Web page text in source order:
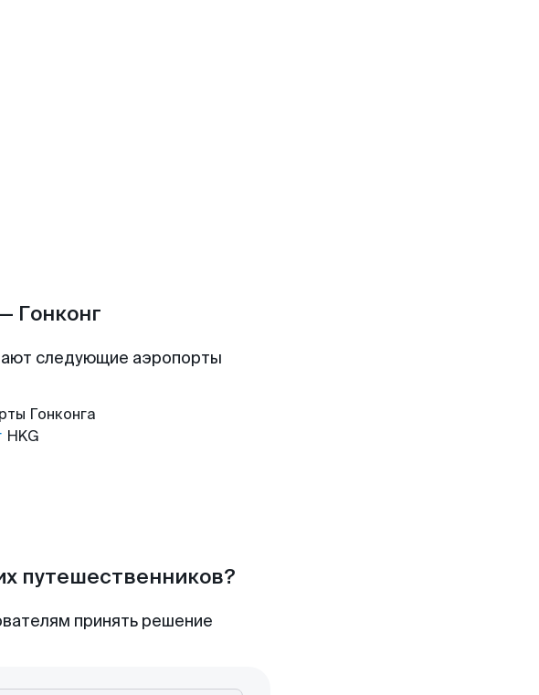
Гонконг
следующие аэропорты
Гонконга
HKG
путешественников?
принять решение